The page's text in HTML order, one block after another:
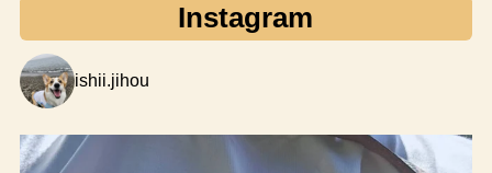
Instagram
ishii.jihou